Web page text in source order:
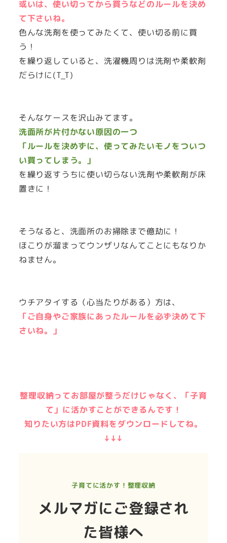
或いは、使い切ってから買うなどのルールを決め
て下さいね。
色んな洗剤を使ってみたくて、使い切る前に買
う！
を繰り返していると、洗濯機周りは洗剤や柔軟剤
だらけに(T_T)
そんなケースを沢山みてます。
洗面所が片付かない原因の一つ
「ルールを決めずに、使ってみたいモノをついつ
い買ってしまう。」
を繰り返すうちに使い切らない洗剤や柔軟剤が床
置きに！
そうなると、洗面所のお掃除まで億劫に！
ほこりが溜まってウンザリなんてことにもなりか
ねません。
ウチアタイする（心当たりがある）方は、
「ご自身やご家族にあったルールを必ず決めて下
さいね。」
整理収納ってお部屋が整うだけじゃなく、 「子育
て 」に活かすことができるんです！
知りたい方はPDF資料をダウンロードしてね。
↓↓↓
子育てに活かす！整理収納
メルマガにご登録され
た皆様へ